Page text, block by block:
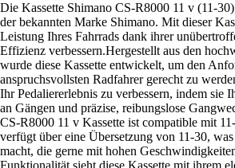
Die Kassette Shimano CS-R8000 11 v (11-
der bekannten Marke Shimano. Mit dieser
Leistung Ihres Fahrrads dank ihrer
Effizienz verbessern.Hergestellt aus den
wurde diese Kassette entwickelt, um den
anspruchsvollsten Radfahrer gerecht zu
Ihr Pedaliererlebnis zu verbessern, indem sie
an Gängen und präzise, reibungslose
CS-R8000 11 v Kassette ist compatible mit
verfügt über eine Übersetzung von 11-30,
macht, die gerne mit hohen